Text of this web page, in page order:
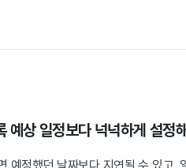
예상 일정보다 넉넉하게 설정